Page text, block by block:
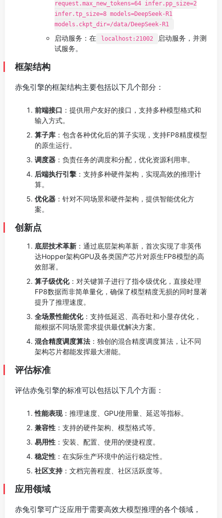
request.max_new_tokens=64 infer.pp_size=2
infer.tp_size=8 models=DeepSeek-R1
models.ckpt_dir=/data/DeepSeek-R1
启动服务：在 localhost:21002
启动服务，并测
试服务。
框架结构
赤兔引擎的框架结构主要包括以下几个部分：
前端接口 ：提供用户友好的接口，支持多种模型格式和
输入方式。
算子库 ：包含各种优化后的算子实现，支持FP8精度模型
的原生运行。
调度器 ：负责任务的调度和分配，优化资源利用率。
后端执行引擎 ：支持多种硬件架构，实现高效的推理计
算。
优化器 ：针对不同场景和硬件架构，提供智能优化方
案。
创新点
底层技术革新 ：通过底层架构革新，首次实现了非英伟
达Hopper架构GPU及各类国产芯片对原生FP8模型的高
效部署。
算子级优化：对关键算子进行了指令级优化，直接处理
FP8数据而非简单量化，确保了模型精度无损的同时显著
提升了推理速度。
全场景性能优化：支持低延迟、高吞吐和小显存优化，
能根据不同场景需求提供最优解决方案。
混合精度调度算法 ：独创的混合精度调度算法，让不同
架构芯片都能发挥最大潜能。
评估标准
评估赤兔引擎的标准可以包括以下几个方面：
性能表现：推理速度、GPU使用量、延迟等指标。
兼容性 ：支持的硬件架构、模型格式等。
易用性 ：安装、配置、使用的便捷程度。
稳定性 ：在实际生产环境中的运行稳定性。
社区支持 ：文档完善程度、社区活跃度等。
应用领域
赤兔引擎可广泛应用于需要高效大模型推理的各个领域，